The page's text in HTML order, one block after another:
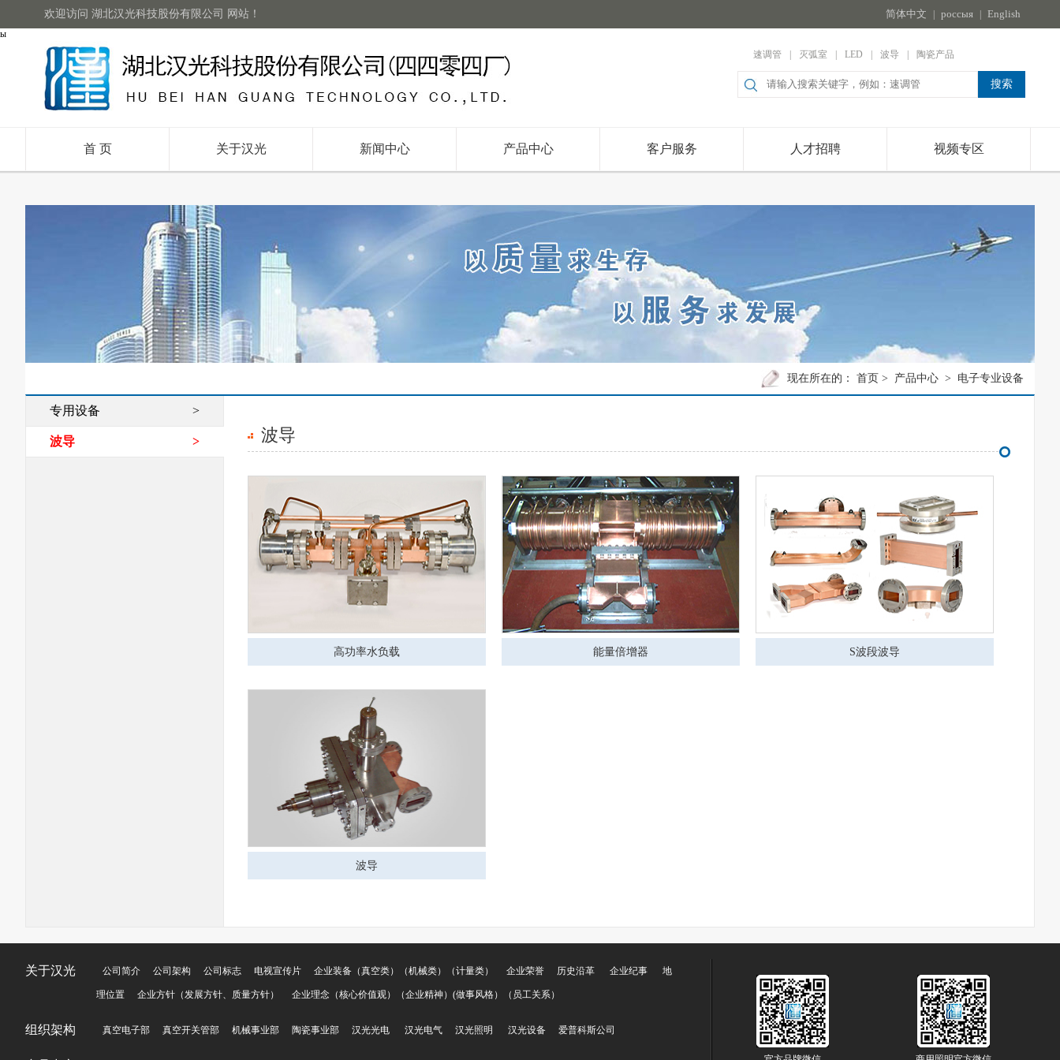
欢迎访问 湖北汉光科技股份有限公司 网站！ 简体中文 россыя English
ы
速调管
灭弧室 LED 波导 陶瓷产品
首 页 关于汉光 新闻中心 产品中心 客户服务 人才招聘 视频专区
现在所在的： 首页 > 产品中心 > 电子专业设备
专用设备 >
波导 > 波导
高功率水负载 能量倍增器 S波段波导
波导
关于汉光 公司简介 公司架构 公司标志 电视宣传片 企业装备（真空类）（机械类）（计量类） 企业荣誉 历史沿革 企业纪事 地
理位置 企业方针（发展方针、质量方针） 企业理念（核心价值观）（企业精神）(做事风格）（员工关系）
组织架构 真空电子部 真空开关管部 机械事业部 陶瓷事业部 汉光光电 汉光电气 汉光照明 汉光设备 爱普科斯公司